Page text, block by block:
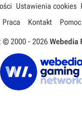
Ustawienia cookies
Praca
Kontakt Pomoc
© 2000 - 2026 Webedia